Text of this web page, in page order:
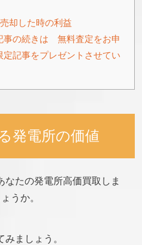
した時の利益
事の続きは 無料査定をお申
定記事をプレゼントさせてい
発電所の価値
たの発電所高価買取しま
うか。
ましょう。